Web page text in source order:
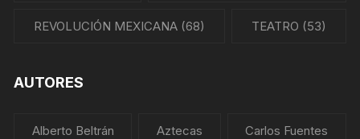
REVOLUCIÓN MEXICANA (68) TEATRO (53)
AUTORES
Alberto Beltrán Aztecas Carlos Fuentes